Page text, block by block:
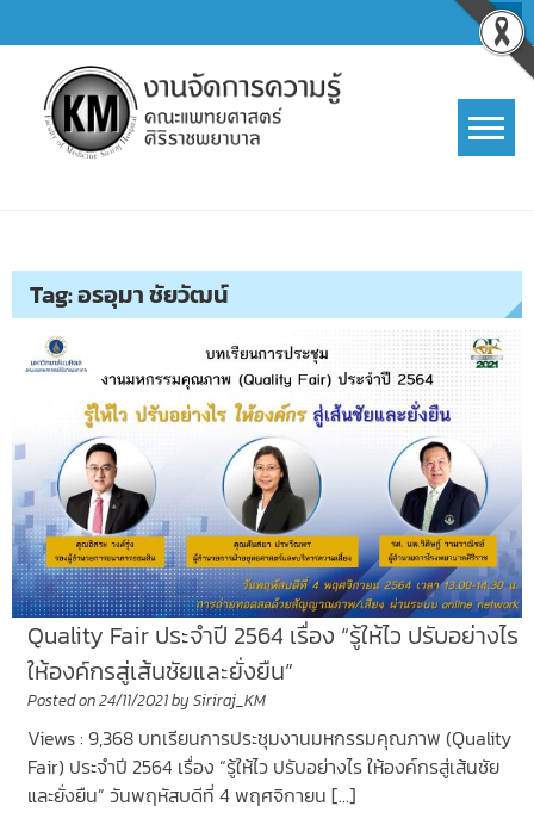
to
content
Tag:อรอุมา ชัยวัฒน์
Quality Fair ประจำปี 2564 เรื่อง “รู้ให้ไว ปรับอย่างไร
ให้องค์กรสู่เส้นชัยและยั่งยืน”
Posted on24/11/2021by Siriraj_KM
Views : 9,368 บทเรียนการประชุมงานมหกรรมคุณภาพ (Quality
Fair) ประจำปี 2564 เรื่อง “รู้ให้ไว ปรับอย่างไร ให้องค์กรสู่เส้นชัย
และยั่งยืน” วันพฤหัสบดีที่ 4 พฤศจิกายน […]